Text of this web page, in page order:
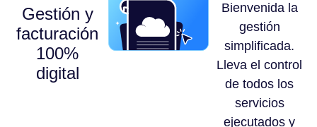
Gestión y
facturación
100%
digital
Bienvenida la
gestión
simplificada.
Lleva el control
de todos los
servicios
ejecutados y